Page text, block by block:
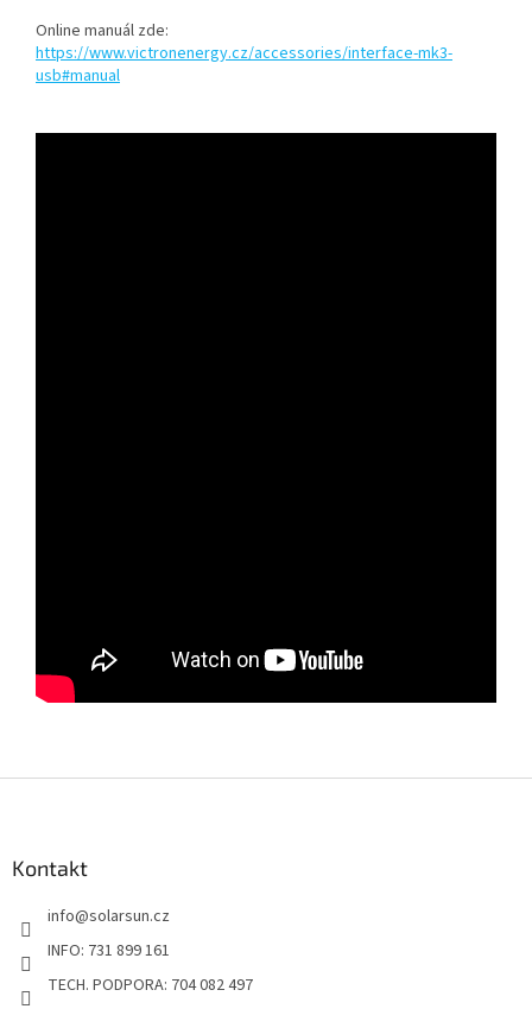
Online manuál zde:
https://www.victronenergy.cz/accessories/interface-mk3-
usb#manual
Kontakt
info@solarsun.cz
INFO: 731 899 161
TECH. PODPORA: 704 082 497